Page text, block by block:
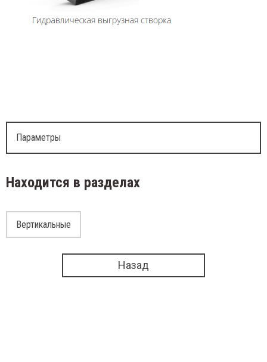
Параметры
Находится в разделах
Вертикальные
Назад